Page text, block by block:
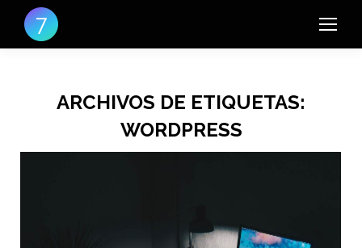
ARCHIVOS DE ETIQUETAS:
WORDPRESS